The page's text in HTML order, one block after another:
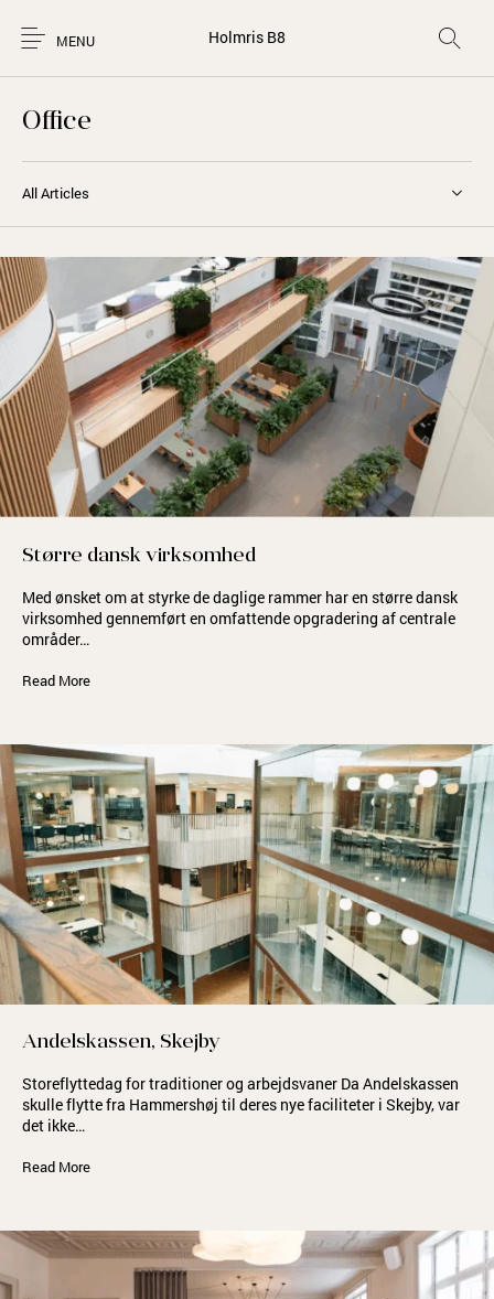
MENU Holmris B8
Office
All Articles
Større dansk virksomhed
Med ønsket om at styrke de daglige rammer har en større dansk
virksomhed gennemført en omfattende opgradering af centrale
områder…
Read More
Andelskassen, Skejby
Storeflyttedag for traditioner og arbejdsvaner Da Andelskassen
skulle flytte fra Hammershøj til deres nye faciliteter i Skejby, var
det ikke…
Read More